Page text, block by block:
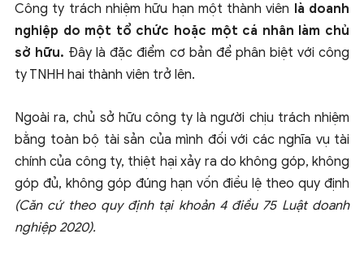
Công ty trách nhiệm hữu hạn một thành viên là doanh
nghiệp do một tổ chức hoặc một cá nhân làm chủ
sở hữu. Đây là đặc điểm cơ bản để phân biệt với công
ty TNHH hai thành viên trở lên.
Ngoài ra, chủ sở hữu công ty là người chịu trách nhiệm
bằng toàn bộ tài sản của mình đối với các nghĩa vụ tài
chính của công ty, thiệt hại xảy ra do không góp, không
góp đủ, không góp đúng hạn vốn điều lệ theo quy định
(Căn cứ theo quy định tại khoản 4 điều 75 Luật doanh
nghiệp 2020).